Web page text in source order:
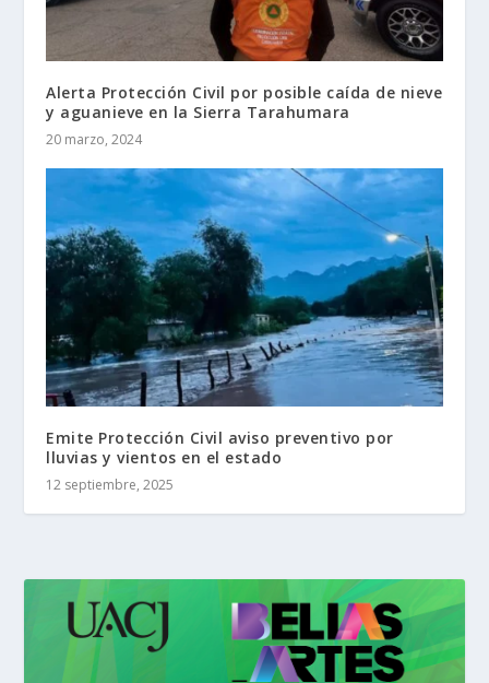
Alerta Protección Civil por posible caída de nieve
y aguanieve en la Sierra Tarahumara
20 marzo, 2024
Emite Protección Civil aviso preventivo por
lluvias y vientos en el estado
12 septiembre, 2025